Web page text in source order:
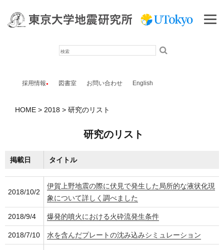
採用情報 図書室 お問い合わせ English
HOME 2018 研究のリスト
研究のリスト
掲載日 タイトル
2018/10/2
伊賀上野地震の際に伏見で発生した局所的な液状化現
象について詳しく調べました
2018/9/4 爆発的噴火における火砕流発生条件
2018/7/10 水を含んだプレートの沈み込みシミュレーション